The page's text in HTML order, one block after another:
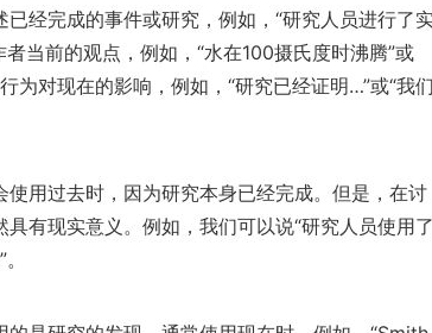
经完成的事件或研究，例如，“研究人员进行了
当前的观点，例如，“水在100摄氏度时沸腾”或
为对现在的影响，例如，“研究已经证明…”或“我们
用过去时，因为研究本身已经完成。但是，在讨
有现实意义。例如，我们可以说“研究人员使用了